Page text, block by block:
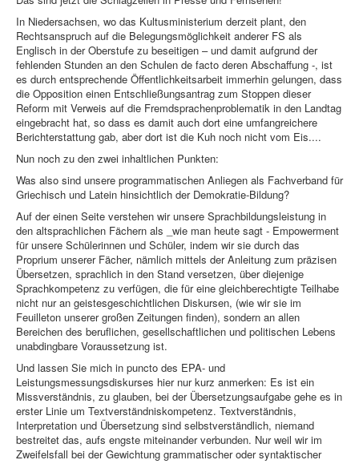
In Niedersachsen, wo das Kultusministerium derzeit plant, den
Rechtsanspruch auf die Belegungsmöglichkeit anderer FS als
Englisch in der Oberstufe zu beseitigen – und damit aufgrund der
fehlenden Stunden an den Schulen de facto deren Abschaffung -, ist
es durch entsprechende Öffentlichkeitsarbeit immerhin gelungen, dass
die Opposition einen Entschließungsantrag zum Stoppen dieser
Reform mit Verweis auf die Fremdsprachenproblematik in den Landtag
eingebracht hat, so dass es damit auch dort eine umfangreichere
Berichterstattung gab, aber dort ist die Kuh noch nicht vom Eis....
Nun noch zu den zwei inhaltlichen Punkten:
Was also sind unsere programmatischen Anliegen als Fachverband für
Griechisch und Latein hinsichtlich der Demokratie-Bildung?
Auf der einen Seite verstehen wir unsere Sprachbildungsleistung in
den altsprachlichen Fächern als _wie man heute sagt - Empowerment
für unsere Schülerinnen und Schüler, indem wir sie durch das
Proprium unserer Fächer, nämlich mittels der Anleitung zum präzisen
Übersetzen, sprachlich in den Stand versetzen, über diejenige
Sprachkompetenz zu verfügen, die für eine gleichberechtigte Teilhabe
nicht nur an geistesgeschichtlichen Diskursen, (wie wir sie im
Feuilleton unserer großen Zeitungen finden), sondern an allen
Bereichen des beruflichen, gesellschaftlichen und politischen Lebens
unabdingbare Voraussetzung ist.
Und lassen Sie mich in puncto des EPA- und
Leistungsmessungsdiskurses hier nur kurz anmerken: Es ist ein
Missverständnis, zu glauben, bei der Übersetzungsaufgabe gehe es in
erster Linie um Textverständniskompetenz. Textverständnis,
Interpretation und Übersetzung sind selbstverständlich, niemand
bestreitet das, aufs engste miteinander verbunden. Nur weil wir im
Zweifelsfall bei der Gewichtung grammatischer oder syntaktischer